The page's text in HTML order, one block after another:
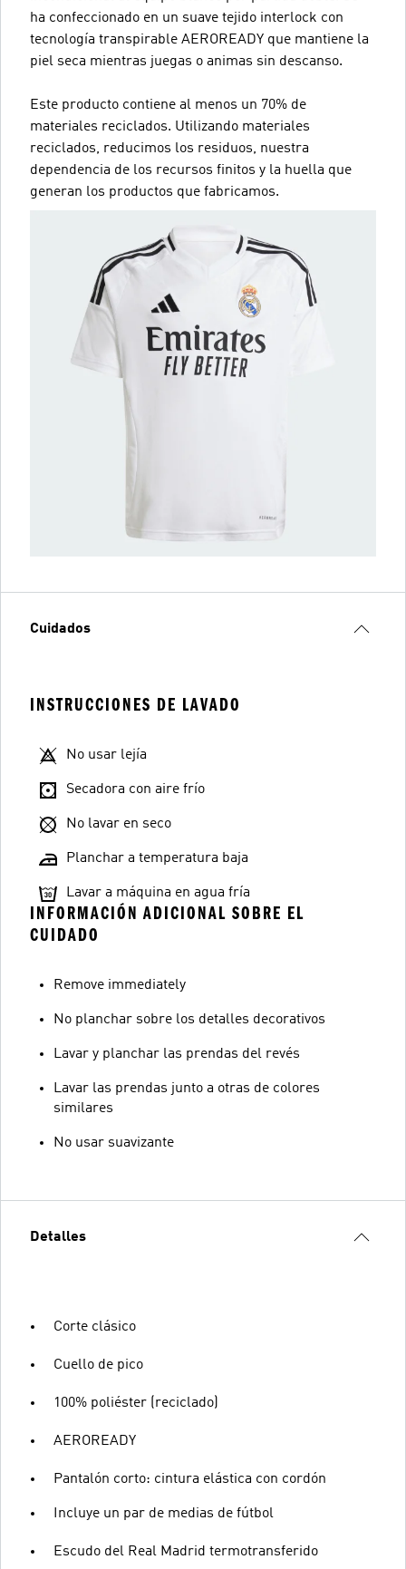
ha confeccionado en un suave tejido interlock con
tecnología transpirable AEROREADY que mantiene la
piel seca mientras juegas o animas sin descanso.
Este producto contiene al menos un 70% de
materiales reciclados. Utilizando materiales
reciclados, reducimos los residuos, nuestra
dependencia de los recursos finitos y la huella que
generan los productos que fabricamos.
Cuidados
INSTRUCCIONES DE LAVADO
No usar lejía
Secadora con aire frío
No lavar en seco
Planchar a temperatura baja
Lavar a máquina en agua fría
INFORMACIÓN ADICIONAL SOBRE EL
CUIDADO
Remove immediately
No planchar sobre los detalles decorativos
Lavar y planchar las prendas del revés
Lavar las prendas junto a otras de colores
similares
No usar suavizante
Detalles
Corte clásico
Cuello de pico
100% poliéster (reciclado)
AEROREADY
Pantalón corto: cintura elástica con cordón
Incluye un par de medias de fútbol
Escudo del Real Madrid termotransferido